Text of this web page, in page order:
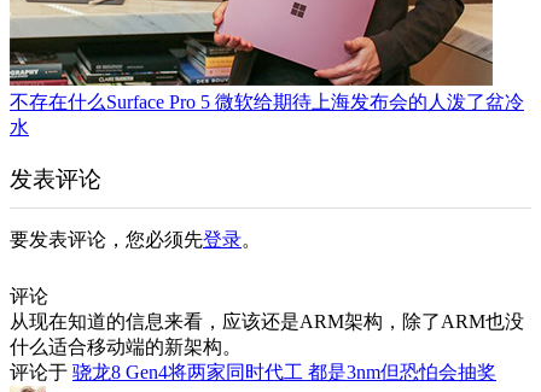
不存在什么Surface Pro 5 微软给期待上海发布会的人泼了盆冷
水
发表评论
要发表评论，您必须先登录。
评论
从现在知道的信息来看，应该还是ARM架构，除了ARM也没
什么适合移动端的新架构。
评论于 骁龙8 Gen4将两家同时代工 都是3nm但恐怕会抽奖